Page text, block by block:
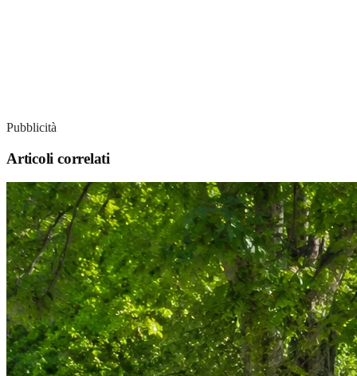
Pubblicità
Articoli correlati